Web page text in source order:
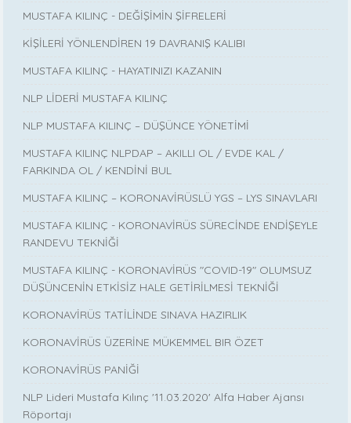
MUSTAFA KILINÇ - DEĞİŞİMİN ŞİFRELERİ
KİŞİLERİ YÖNLENDİREN 19 DAVRANIŞ KALIBI
MUSTAFA KILINÇ - HAYATINIZI KAZANIN
NLP LİDERİ MUSTAFA KILINÇ
NLP MUSTAFA KILINÇ – DÜŞÜNCE YÖNETİMİ
MUSTAFA KILINÇ NLPDAP – AKILLI OL / EVDE KAL /
FARKINDA OL / KENDİNİ BUL
MUSTAFA KILINÇ – KORONAVİRÜSLÜ YGS – LYS SINAVLARI
MUSTAFA KILINÇ - KORONAVİRÜS SÜRECİNDE ENDİŞEYLE
RANDEVU TEKNİĞİ
MUSTAFA KILINÇ - KORONAVİRÜS "COVID-19" OLUMSUZ
DÜŞÜNCENİN ETKİSİZ HALE GETİRİLMESİ TEKNİĞİ
KORONAVİRÜS TATİLİNDE SINAVA HAZIRLIK
KORONAVİRÜS ÜZERİNE MÜKEMMEL BIR ÖZET
KORONAVİRÜS PANİĞİ
NLP Lideri Mustafa Kılınç '11.03.2020' Alfa Haber Ajansı
Röportajı